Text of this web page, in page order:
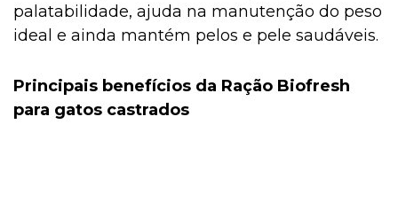
palatabilidade, ajuda na manutenção do peso
ideal e ainda mantém pelos e pele saudáveis.
Principais benefícios da Ração Biofresh
para gatos castrados